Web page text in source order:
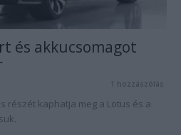
és akkucsomagot
1 hozzászólás
részét kaphatja meg a Lotus és a